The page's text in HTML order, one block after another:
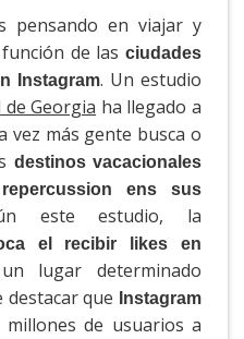
pensando en viajar y
de las ciudades
Instagram. Un estudio
Georgia ha llegado a
vez más gente busca o
destinos vacacionales
repercussion ens sus
este estudio, la
el recibir likes en
lugar determinado
destacar que
Instagram
de usuarios a